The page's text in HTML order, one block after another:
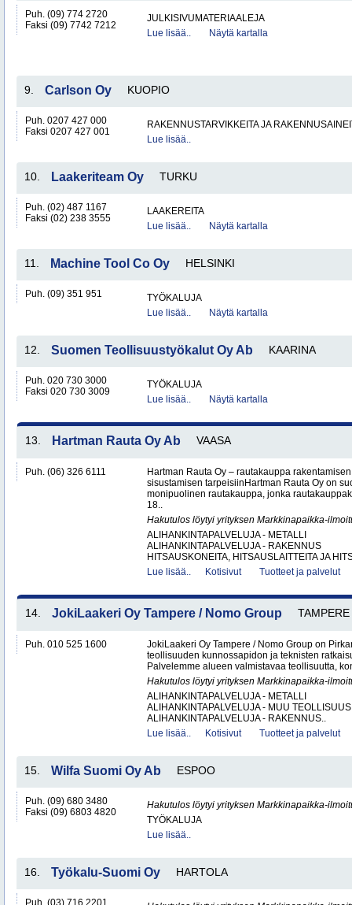
Puh. (09) 774 2720
Faksi (09) 7742 7212
JULKISIVUMATERIAALEJA
Lue lisää..
Näytä kartalla
9. Carlson Oy KUOPIO
Puh. 0207 427 000
Faksi 0207 427 001
RAKENNUSTARVIKKEITA JA
Lue lisää..
10. Laakeriteam Oy TURKU
Puh. (02) 487 1167
Faksi (02) 238 3555
LAAKEREITA
Lue lisää..
Näytä kartalla
11. Machine Tool Co Oy HELSINKI
Puh. (09) 351 951
TYÖKALUJA
Lue lisää..
Näytä kartalla
12. Suomen Teollisuustyökalut Oy Ab KAARINA
Puh. 020 730 3000
Faksi 020 730 3009
TYÖKALUJA
Lue lisää..
Näytä kartalla
13. Hartman Rauta Oy Ab VAASA
Puh. (06) 326 6111
Hartman Rauta Oy – rautakauppa
sisustamisen tarpeisiinHartman Rauta Oy on
monipuolinen rautakauppa, jonka
18..
Hakutulos löytyi yrityksen Markkinapaikka-
ALIHANKINTAPALVELUJA - METALLI
ALIHANKINTAPALVELUJA - RAKENNUS
HITSAUSKONEITA, HITSAUSLAITTEITA JA
Lue lisää..
Kotisivut Tuotteet ja palvelut
14. JokiLaakeri Oy Tampere / Nomo Group TAMPERE
Puh. 010 525 1600
JokiLaakeri Oy Tampere / Nomo Group on
teollisuuden kunnossapidon ja teknisten
Palvelemme alueen valmistavaa teollisuutta,
Hakutulos löytyi yrityksen Markkinapaikka-
ALIHANKINTAPALVELUJA - METALLI
ALIHANKINTAPALVELUJA - MUU TEOLLISUUS
ALIHANKINTAPALVELUJA - RAKENNUS..
Lue lisää..
Kotisivut Tuotteet ja palvelut
15. Wilfa Suomi Oy Ab ESPOO
Puh. (09) 680 3480
Faksi (09) 6803 4820
Hakutulos löytyi yrityksen Markkinapaikka-
TYÖKALUJA
Lue lisää..
16. Työkalu-Suomi Oy HARTOLA
Puh. (03) 716 2201